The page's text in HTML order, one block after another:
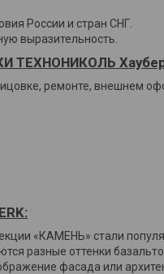
России и стран СНГ.
выразительность.
ТЕХНОНИКОЛЬ
ремонте, внешнем
«КАМЕНЬ» стали
разные оттенки
фасада или